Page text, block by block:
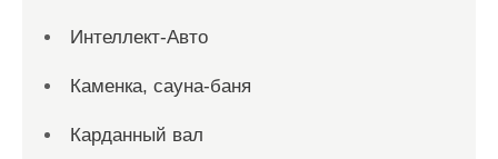
Интеллект-Авто
Каменка, сауна-баня
Карданный вал